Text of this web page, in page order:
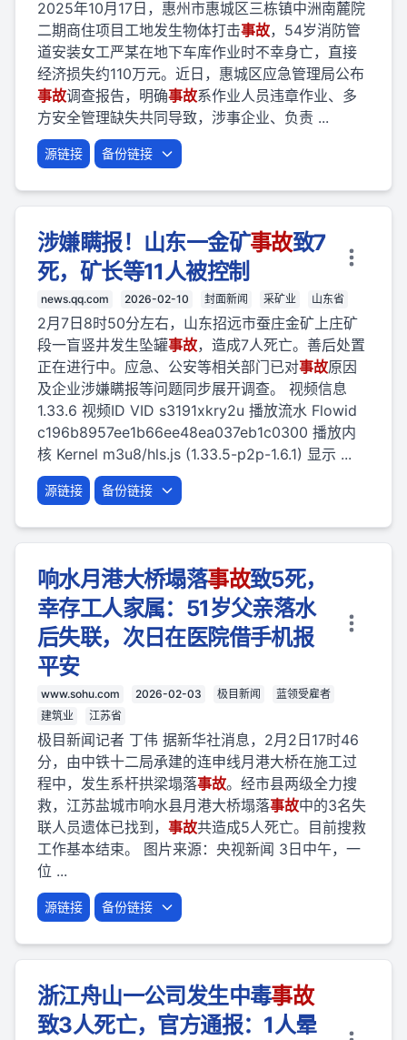
2025年10月17日，惠州市惠城区三栋镇中洲南麓院
二期商住项目工地发生物体打击事故，54岁消防管
道安装女工严某在地下车库作业时不幸身亡，直接
经济损失约110万元。近日，惠城区应急管理局公布
事故调查报告，明确事故系作业人员违章作业、多
方安全管理缺失共同导致，涉事企业、负责 ...
源链接 备份链接
涉嫌瞒报！山东一金矿事故致7
死，矿长等11人被控制
news.qq.com 2026-02-10 封面新闻 采矿业 山东省
2月7日8时50分左右，山东招远市蚕庄金矿上庄矿
段一盲竖井发生坠罐事故，造成7人死亡。善后处置
正在进行中。应急、公安等相关部门已对事故原因
及企业涉嫌瞒报等问题同步展开调查。 视频信息
1.33.6 视频ID VID s3191xkry2u 播放流水 Flowid
c196b8957ee1b66ee48ea037eb1c0300 播放内
核 Kernel m3u8/hls.js (1.33.5-p2p-1.6.1) 显示 ...
源链接 备份链接
响水月港大桥塌落事故致5死，
幸存工人家属：51岁父亲落水
后失联，次日在医院借手机报
平安
www.sohu.com 2026-02-03 极目新闻
蓝领受雇者
建筑业
江苏省
极目新闻记者 丁伟 据新华社消息，2月2日17时46
分，由中铁十二局承建的连申线月港大桥在施工过
程中，发生系杆拱梁塌落事故。经市县两级全力搜
救，江苏盐城市响水县月港大桥塌落事故中的3名失
联人员遗体已找到， 事故共造成5人死亡。目前搜救
工作基本结束。 图片来源：央视新闻 3日中午，一
位 ...
源链接 备份链接
浙江舟山一公司发生中毒事故
致3人死亡，官方通报：1人晕